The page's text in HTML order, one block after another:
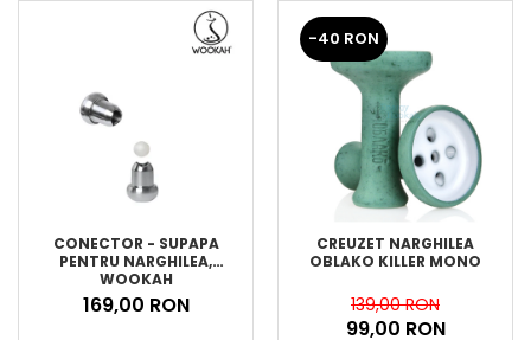
CONECTOR - SUPAPA
PENTRU NARGHILEA,
WOOKAH
169,00 RON
-40 RON
CREUZET NARGHILEA
OBLAKO KILLER MONO
139,00 RON
99,00 RON